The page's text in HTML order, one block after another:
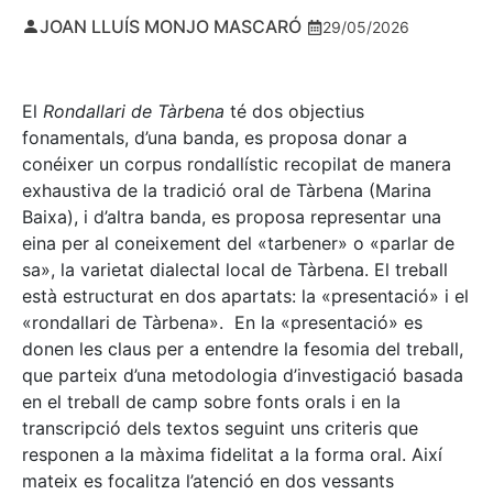
JOAN LLUÍS MONJO MASCARÓ 29/05/2026
El Rondallari de Tàrbena té dos objectius
fonamentals, d’una banda, es proposa donar a
conéixer un corpus rondallístic recopilat de manera
exhaustiva de la tradició oral de Tàrbena (Marina
Baixa), i d’altra banda, es proposa representar una
eina per al coneixement del «tarbener» o «parlar de
sa», la varietat dialectal local de Tàrbena. El treball
està estructurat en dos apartats: la «presentació» i el
«rondallari de Tàrbena». En la «presentació» es
donen les claus per a entendre la fesomia del treball,
que parteix d’una metodologia d’investigació basada
en el treball de camp sobre fonts orals i en la
transcripció dels textos seguint uns criteris que
responen a la màxima fidelitat a la forma oral. Així
mateix es focalitza l’atenció en dos vessants